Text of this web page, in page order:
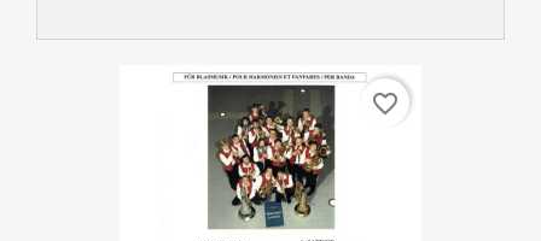
favorite_border